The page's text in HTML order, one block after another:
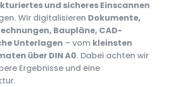
und sicheres Einscannen
Wir digitalisieren Dokumente,
Baupläne, CAD-
Unterlagen – vom kleinsten
über DIN A0. Dabei achten wir
Ergebnisse und eine